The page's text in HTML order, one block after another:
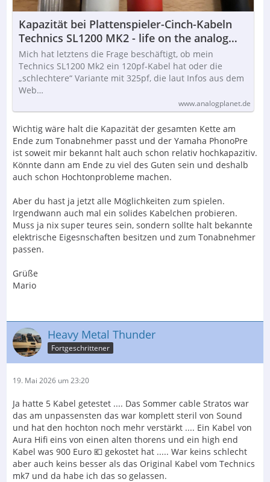
Kapazität bei Plattenspieler-Cinch-Kabeln
Technics SL1200 MK2 - life on the analog
planet
Mich hat letztens die Frage beschäftigt, ob mein
Technics SL1200 Mk2 ein 120pf-Kabel hat oder die
„schlechtere“ Variante mit 325pf, die laut Infos aus dem
Web…
www.analogplanet.de
Wichtig wäre halt die Kapazität der gesamten Kette am
Ende zum Tonabnehmer passt und der Yamaha PhonoPre
ist soweit mir bekannt halt auch schon relativ hochkapazitiv.
Könnte dann am Ende zu viel des Guten sein und deshalb
auch schon Hochtonprobleme machen.
Aber du hast ja jetzt alle Möglichkeiten zum spielen.
Irgendwann auch mal ein solides Kabelchen probieren.
Muss ja nix super teures sein, sondern sollte halt bekannte
elektrische Eigesnschaften besitzen und zum Tonabnehmer
passen.
Grüße
Mario
Heavy Metal Thunder
Fortgeschrittener
19. Mai 2026 um 23:20
Ja hatte 5 Kabel getestet .... Das Sommer cable Stratos war
das am unpassensten das war komplett steril von Sound
und hat den hochton noch mehr verstärkt .... Ein Kabel von
Aura Hifi eins von einen alten thorens und ein high end
Kabel was 900 Euro 💶 gekostet hat ..... War keins schlecht
aber auch keins besser als das Original Kabel vom Technics
mk7 und da habe ich das so gelassen.